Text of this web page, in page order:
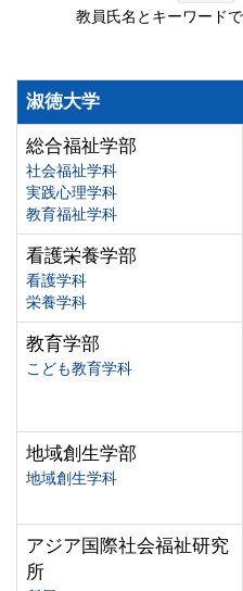
教員氏名とキーワード
淑徳大学
総合福祉学部
社会福祉学科
実践心理学科
教育福祉学科
看護栄養学部
看護学科
栄養学科
教育学部
こども教育学科
地域創生学部
地域創生学科
アジア国際社会福祉研究
所